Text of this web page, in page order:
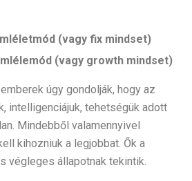
(vagy fix mindset)
(vagy growth mindset)
úgy gondolják, hogy az
intelligenciájuk, tehetségük adott
Mindebből valamennyivel
kihozniuk a legjobbat. Ők a
végleges állapotnak tekintik.